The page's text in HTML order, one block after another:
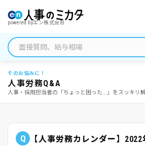
powered byエン株式会社
そのお悩みに！
人事労務Q&A
人事・採用担当者の「ちょっと困った...」をスッキリ解
Q
【人事労務カレンダー】